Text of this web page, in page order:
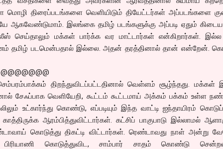
மொழி திரைப்படங்களை வெளியிடும் தியேட்டர்கள் அப்படங்களை
ஆகவேண்டுமாம். இலங்கை தமிழ் படங்களுக்கு அப்படி ஏதும்
செய்தாலும் மக்கள் பார்க்க வர மாட்டார்கள் என்கிறார்கள். இல்ல
தமிழ் படமென்பதால் இல்லை. அதன் தரத்தினால் தான் என்றேன்.
திறந்துவிடப்பட்டதினால் வெள்ளம் சூழ்ந்தது. மக்கள்
சேஃப்பாக வெளியேறி, கூட்டம் கூட்டமாய் அக்கம் பக்கம் உள்ள
உட்கார்ந்து கொண்டு, எப்படியும் இந்த வாட்டி ஐந்தாயிரம்
ஆரம்பித்துவிட்டார்கள். கட்சிப் பாகுபாடு இல்லாமல்
கொடுத்து திகட்டி விட்டார்கள். ரெண்டாவது நாள் அன்று
பிரியாணி கொடுத்துவிட, சாம்பார் சாதம் கொண்டு